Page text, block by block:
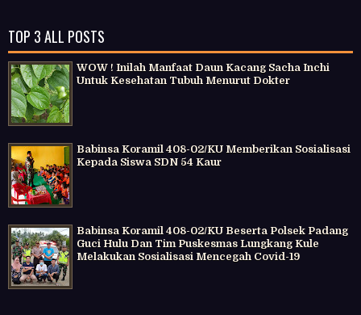
TOP 3 ALL POSTS
WOW ! Inilah Manfaat Daun Kacang Sacha Inchi
Untuk Kesehatan Tubuh Menurut Dokter
Babinsa Koramil 408-02/KU Memberikan Sosialisasi
Kepada Siswa SDN 54 Kaur
Babinsa Koramil 408-02/KU Beserta Polsek Padang
Guci Hulu Dan Tim Puskesmas Lungkang Kule
Melakukan Sosialisasi Mencegah Covid-19